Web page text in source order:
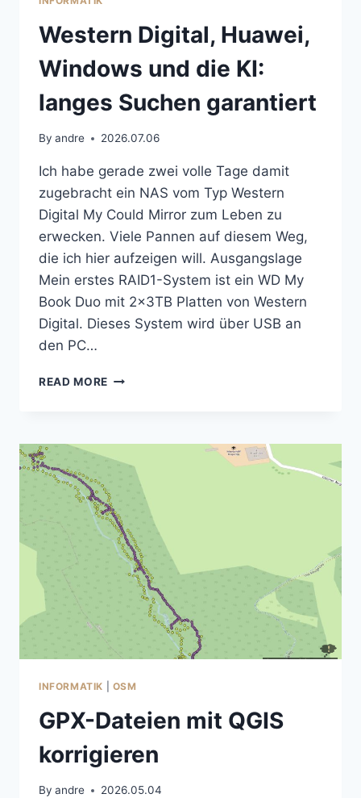
Western Digital, Huawei,
Windows und die KI:
langes Suchen garantiert
By andre 2026.07.06
Ich habe gerade zwei volle Tage damit
zugebracht ein NAS vom Typ Western
Digital My Could Mirror zum Leben zu
erwecken. Viele Pannen auf diesem Weg,
die ich hier aufzeigen will. Ausgangslage
Mein erstes RAID1-System ist ein WD My
Book Duo mit 2x3TB Platten von Western
Digital. Dieses System wird über USB an
den PC…
READ MORE WESTERN
UND
DIE
LANGES
SUCHEN
GARANTIERT
INFORMATIK OSM
GPX-Dateien mit QGIS
korrigieren
By andre 2026.05.04